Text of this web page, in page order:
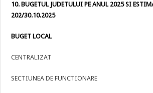
10. BUGETUL JUDETULUI PE ANUL 2025 SI
202/30.10.2025
BUGET LOCAL
CENTRALIZAT
SECTIUNEA DE FUNCTIONARE